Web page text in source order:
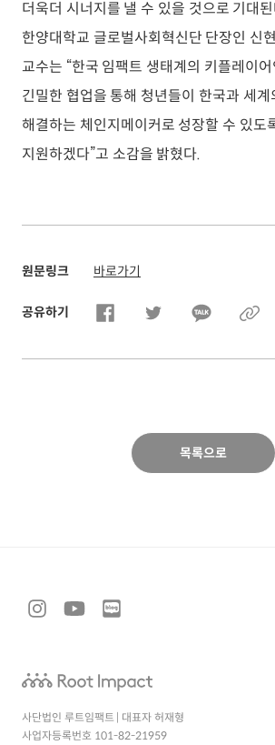
더욱더 시너지를 낼 수 있을 것으로 기대
한양대학교 글로벌사회혁신단 단장인 신
교수는 “한국 임팩트 생태계의 키플레이
긴밀한 협업을 통해 청년들이 한국과 세계
해결하는 체인지메이커로 성장할 수 있도
지원하겠다”고 소감을 밝혔다.
원문링크 바로가기
공유하기
목록으로
사단법인 루트임팩트 | 대표자 허재형
사업자등록번호 101-82-21959